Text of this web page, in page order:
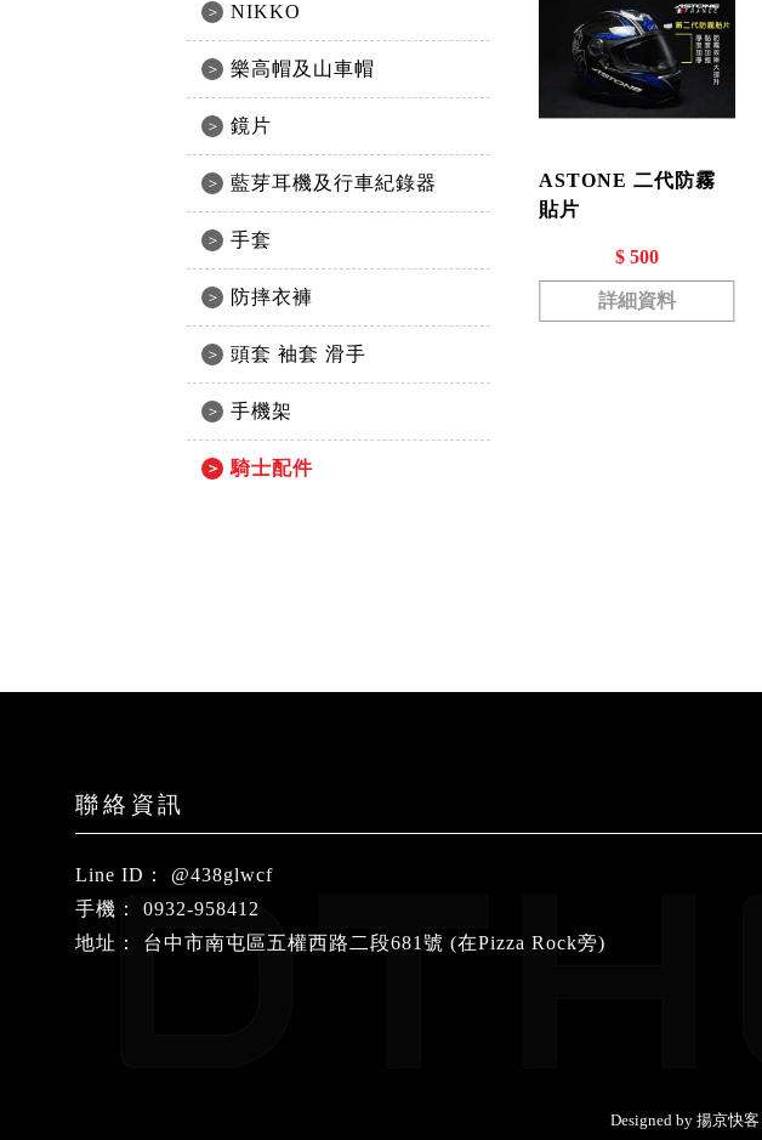
NIKKO
樂高帽及山車帽
鏡片
藍芽耳機及行車紀錄器
手套
防摔衣褲
頭套 袖套 滑手
手機架
騎士配件
ASTONE 二代防霧
貼片
$ 500
詳細資料
@438glwcf
0932-958412
台中市南屯區五權西路二段681號 (在Pizza Rock旁)
Designed by 揚京快客